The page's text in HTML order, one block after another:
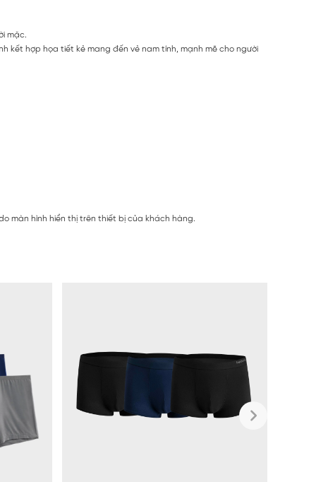
mặc.
kết hợp họa tiết kẻ mang đến vẻ nam tính, mạnh mẽ cho người
màn hình hiển thị trên thiết bị của khách hàng.